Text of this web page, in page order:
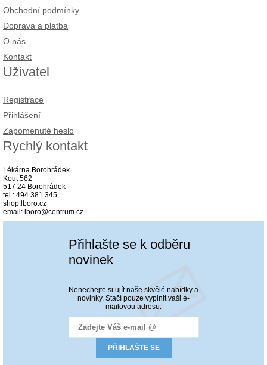
Obchodní podmínky
Doprava a platba
O nás
Kontakt
Uživatel
Registrace
Přihlášení
Zapomenuté heslo
Rychlý kontakt
Lékárna Borohrádek
Kout 562
517 24 Borohrádek
tel.: 494 381 345
shop.lboro.cz
email: lboro@centrum.cz
Přihlašte se k odběru
novinek
Nenechejte si ujít naše skvělé nabídky a
novinky. Stačí pouze vyplnit vaši e-
mailovou adresu.